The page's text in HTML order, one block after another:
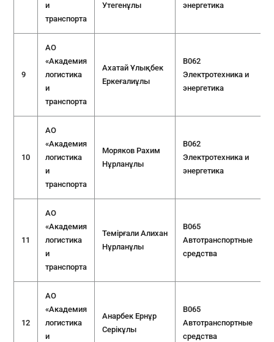
и
транспорта
Утегенұлы
энергетика
9
АО
«Академия
логистика
и
транспорта
Ахатай Ұлықбек
Еркеғалиұлы
B062
Электротехника и
энергетика
10
АО
«Академия
логистика
и
транспорта
Моряков Рахим
Нұрланұлы
B062
Электротехника и
энергетика
11
АО
«Академия
логистика
и
транспорта
Темірғали Алихан
Нұрланұлы
B065
Автотранспортные
средства
12
АО
«Академия
логистика
и
Анарбек Ернұр
Серікұлы
B065
Автотранспортные
средства